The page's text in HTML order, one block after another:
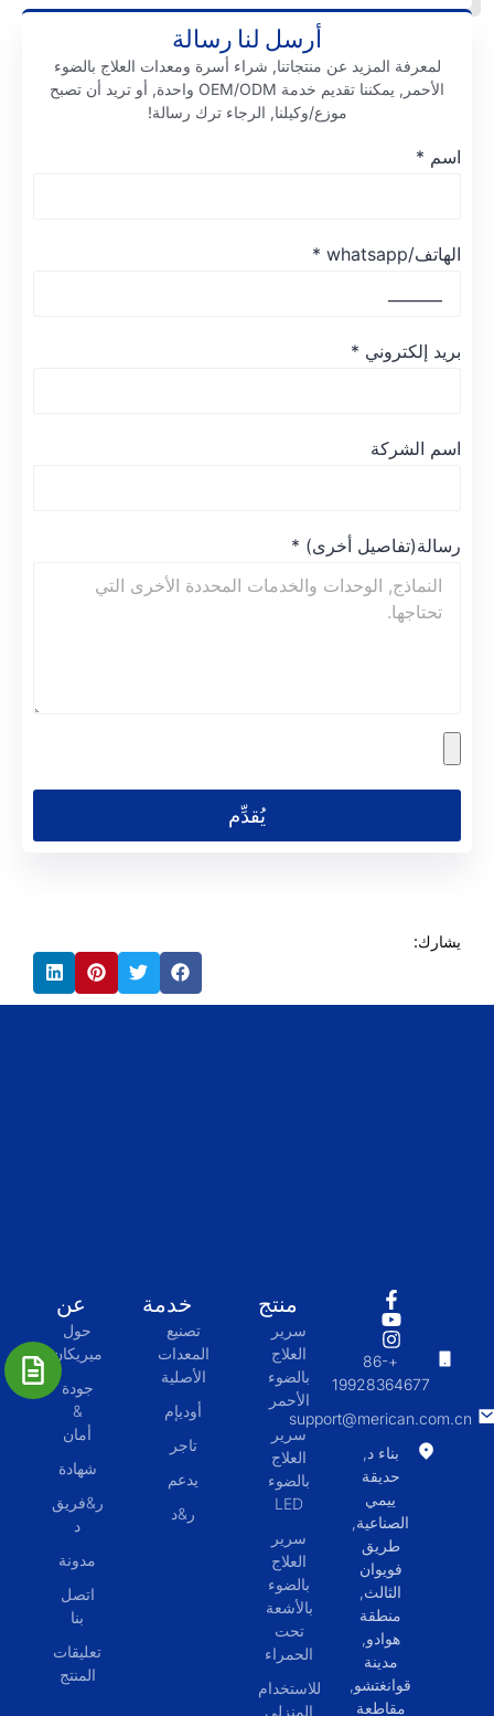
أرسل لنا رسالة
لمعرفة المزيد عن منتجاتنا, شراء أسرة ومعدات العلاج بالضوء
الأحمر, يمكننا تقديم خدمة OEM/ODM واحدة, أو تريد أن تصبح
موزع/وكيلنا, الرجاء ترك رسالة!
اسم *
الهاتف/whatsapp *
بريد إلكتروني *
اسم الشركة
رسالة(تفاصيل أخرى) *
يُقدِّم
يشارك:
+86-
19928364677
support@merican.com.cn
بناء د,
حديقة
ييمي
الصناعية,
طريق
فويوان
الثالث,
منطقة
هوادو,
مدينة
قوانغتشو,
مقاطعة
منتج
سرير
العلاج
بالضوء
الأحمر
سرير
العلاج
بالضوء
LED
سرير
العلاج
بالضوء
بالأشعة
تحت
الحمراء
للاستخدام
المنزلي
خدمة
تصنيع
المعدات
الأصلية
أوديإم
تاجر
يدعم
ر&د
عن
حول
ميريكان
جودة
&
أمان
شهادة
ر&فريق
د
مدونة
اتصل
بنا
تعليقات
المنتج